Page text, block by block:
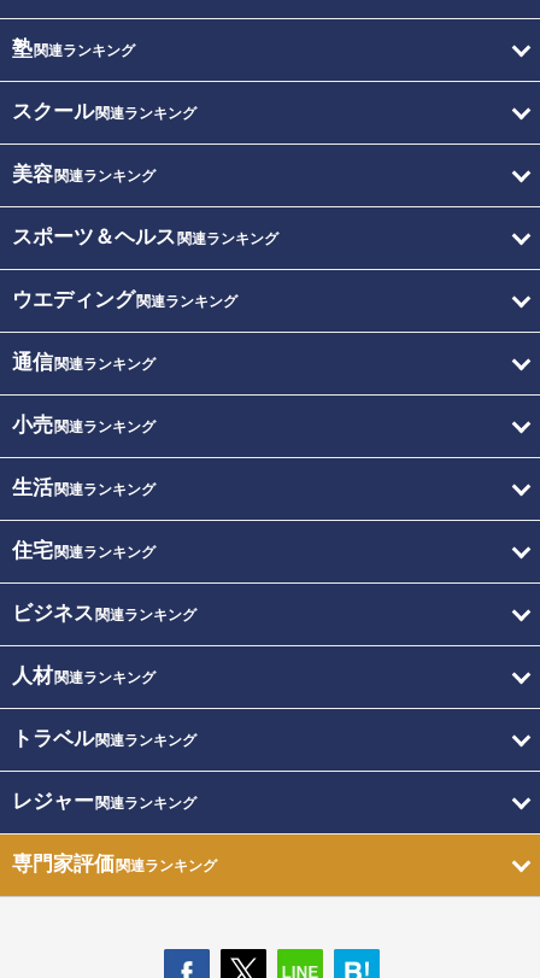
塾関連ランキング
スクール関連ランキング
美容関連ランキング
スポーツ＆ヘルス 関連ランキング
ウエディング関連ランキング
通信関連ランキング
小売関連ランキング
生活関連ランキング
住宅関連ランキング
ビジネス 関連ランキング
人材関連ランキング
トラベル関連ランキング
レジャー関連ランキング
専門家評価関連ランキング